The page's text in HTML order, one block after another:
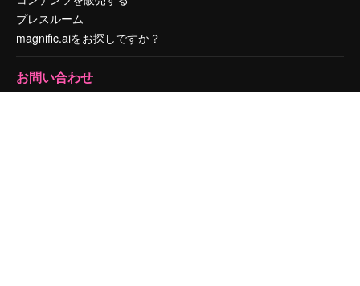
プレスルーム
magnific.aiをお探しですか？
お問い合わせ